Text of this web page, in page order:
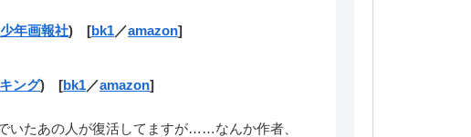
少年画報社) [bk1／amazon]
ング) [bk1／amazon]
いたあの人が復活してますが……なんか作者、